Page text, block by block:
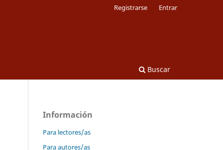
Buscar
Registrarse Entrar
Información
Para lectores/as
Para autores/as